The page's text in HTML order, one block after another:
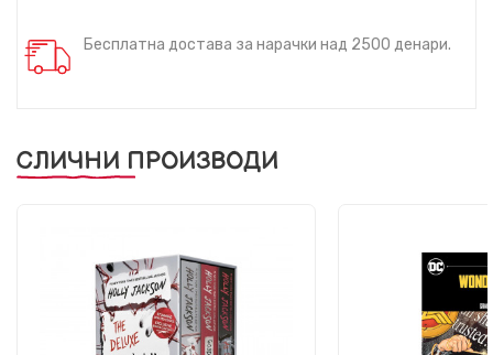
Бесплатна достава за нарачки над 2500 денари.
СЛИЧНИ ПРОИЗВОДИ